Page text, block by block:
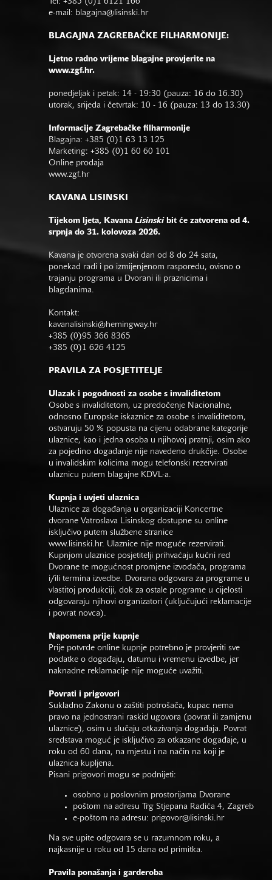
e-mail: blagajna@lisinski.hr
BLAGAJNA ZAGREBAČKE FILHARMONIJE:
Ljetno radno vrijeme blagajne provjerite na
www.zgf.hr.
ponedjeljak i petak: 14 - 19:30 (pauza: 16 do 16.30)
utorak, srijeda i četvrtak: 10 - 16 (pauza: 13 do 13.30)
Informacije Zagrebačke filharmonije
Blagajna: +385 (0)1 63 13 125
Marketing: +385 (0)1 60 60 101
Online prodaja
www.zgf.hr
KAVANA LISINSKI
Tijekom ljeta, Kavana Lisinskibit će zatvorena od 4.
srpnja do 31. kolovoza 2026.
Kavana je otvorena svaki dan od 8 do 24 sata,
ponekad radi i po izmijenjenom rasporedu, ovisno o
trajanju programa u Dvorani ili praznicima i
blagdanima.
Kontakt:
kavanalisinski@hemingway.hr
+385 (0)95 366 8365
+385 (0)1 626 4125
PRAVILA ZA POSJETITELJE
Ulazak i pogodnosti za osobe s invaliditetom
Osobe s invaliditetom, uz predočenje Nacionalne,
odnosno Europske iskaznice za osobe s invaliditetom,
ostvaruju 50 % popusta na cijenu odabrane kategorije
ulaznice, kao i jedna osoba u njihovoj pratnji, osim ako
za pojedino događanje nije navedeno drukčije. Osobe
u invalidskim kolicima mogu telefonski rezervirati
ulaznicu putem blagajne KDVL-a.
Kupnja i uvjeti ulaznica
Ulaznice za događanja u organizaciji Koncertne
dvorane Vatroslava Lisinskog dostupne su online
isključivo putem službene stranice
www.lisinski.hr. Ulaznice nije moguće rezervirati.
Kupnjom ulaznice posjetitelji prihvaćaju kućni red
Dvorane te mogućnost promjene izvođača, programa
i/ili termina izvedbe. Dvorana odgovara za programe u
vlastitoj produkciji, dok za ostale programe u cijelosti
odgovaraju njihovi organizatori (uključujući reklamacije
i povrat novca).
Napomena prije kupnje
Prije potvrde online kupnje potrebno je provjeriti sve
podatke o događaju, datumu i vremenu izvedbe, jer
naknadne reklamacije nije moguće uvažiti.
Povrati i prigovori
Sukladno Zakonu o zaštiti potrošača, kupac nema
pravo na jednostrani raskid ugovora (povrat ili zamjenu
ulaznice), osim u slučaju otkazivanja događaja. Povrat
sredstava moguć je isključivo za otkazane događaje, u
roku od 60 dana, na mjestu i na način na koji je
ulaznica kupljena.
Pisani prigovori mogu se podnijeti:
osobno u poslovnim prostorijama Dvorane
poštom na adresu Trg Stjepana Radića 4, Zagreb
e-poštom na adresu: prigovor@lisinski.hr
Na sve upite odgovara se u razumnom roku, a
najkasnije u roku od 15 dana od primitka.
Pravila ponašanja i garderoba